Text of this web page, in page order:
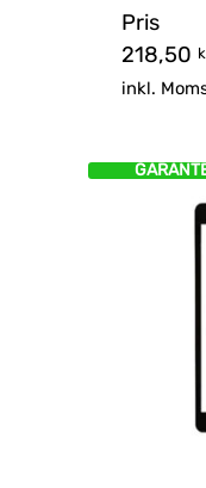
Pris
218,50
inkl.